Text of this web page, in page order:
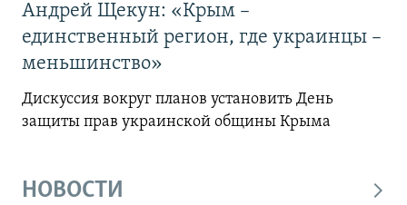
Андрей Щекун: «Крым –
единственный регион, где украинцы –
меньшинство»
Дискуссия вокруг планов установить День
защиты прав украинской общины Крыма
НОВОСТИ